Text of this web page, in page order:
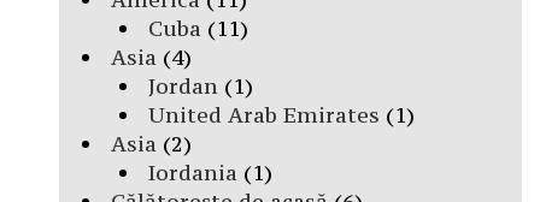
Cuba (11)
Asia (4)
Jordan(1)
United Arab Emirates (1)
Asia (2)
Iordania (1)